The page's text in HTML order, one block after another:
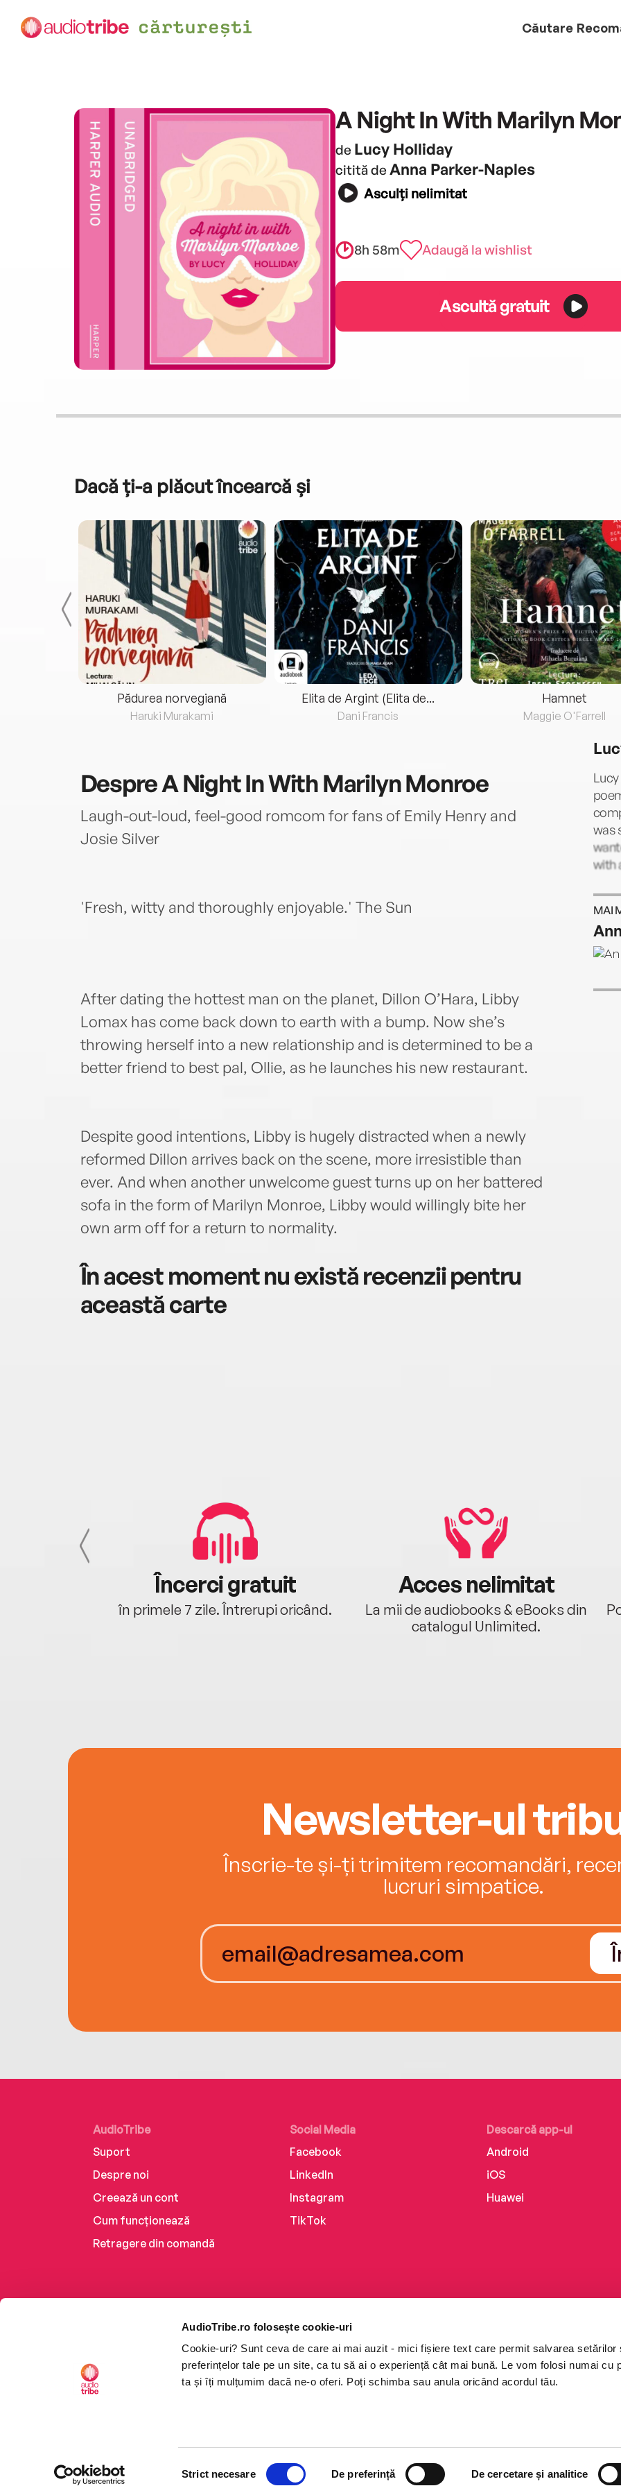
AudioTribe.ro folosește cookie-uri
Cookie-uri? Sunt ceva de care ai mai auzit - mici fișiere text care permit salvarea setărilor
preferințelor tale pe un site, ca tu să ai o experiență cât mai bună. Le vom folosi numai cu
ta și îți mulțumim dacă ne-o oferi. Poți schimba sau anula oricând acordul tău.
Strict necesare De preferință De cercetare și analitice
Căutare
A Night In With Marilyn
de Lucy Holliday
citită de Anna Parker-Naples
Asculți nelimitat
8h 58m Adaugă la wishlist
Ascultă gratuit
Dacă ți-a plăcut încearcă și
Pădurea norvegiană
Haruki Murakami
Elita de Argint (Elita de...
Dani Francis
Hamnet
Maggie O'Farrell
DespreA Night In With Marilyn Monroe
Laugh-out-loud, feel-good romcom for fans of Emily Henry and
Josie Silver
'Fresh, witty and thoroughly enjoyable.' The Sun
After dating the hottest man on the planet, Dillon O’Hara, Libby
Lomax has come back down to earth with a bump. Now she’s
throwing herself into a new relationship and is determined to be a
better friend to best pal, Ollie, as he launches his new restaurant.
Despite good intentions, Libby is hugely distracted when a newly
reformed Dillon arrives back on the scene, more irresistible than
ever. And when another unwelcome guest turns up on her battered
sofa in the form of Marilyn Monroe, Libby would willingly bite her
own arm off for a return to normality.
În acest moment nu există recenzii pentru
această carte
was
with
MAI
Încerci gratuit
în primele 7 zile. Întrerupi oricând.
Acces nelimitat
La mii de audiobooks & eBooks din
catalogul Unlimited.
Newsletter-ul
Înscrie-te și-ți trimitem recomandări,
lucruri simpatice.
AudioTribe
Suport
Despre noi
Creează un cont
Cum funcționează
Retragere din comandă
Social Media
Facebook
LinkedIn
Instagram
TikTok
Descarcă app-ul
Android
iOS
Huawei
©2026 Nemo EPG SRL. Toate drepturile rezervate.